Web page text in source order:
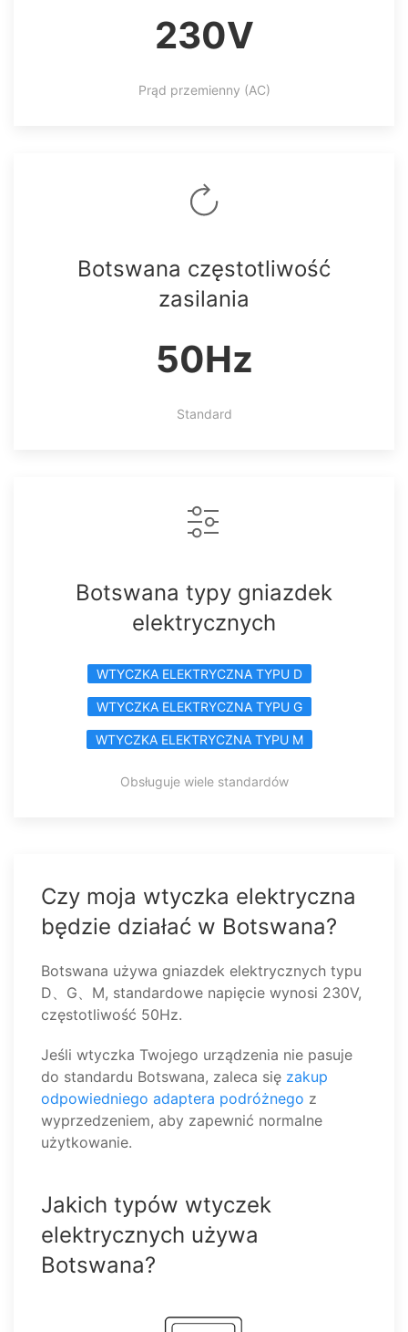
230V
Prąd przemienny (AC)
Botswana częstotliwość
zasilania
50Hz
Standard
Botswana typy gniazdek
elektrycznych
WTYCZKA ELEKTRYCZNA TYPU D
WTYCZKA ELEKTRYCZNA TYPU G
WTYCZKA ELEKTRYCZNA TYPU M
Obsługuje wiele standardów
Czy moja wtyczka elektryczna
będzie działać w Botswana?
Botswana używa gniazdek elektrycznych typu
D、G、M, standardowe napięcie wynosi 230V,
częstotliwość 50Hz.
Jeśli wtyczka Twojego urządzenia nie pasuje
do standardu Botswana, zaleca się zakup
odpowiedniego adaptera podróżnego z
wyprzedzeniem, aby zapewnić normalne
użytkowanie.
Jakich typów wtyczek
elektrycznych używa
Botswana?